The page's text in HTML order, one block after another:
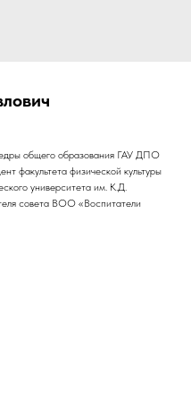
общего образования ГАУ ДПО
факультета физической культуры
университета им. К.Д.
совета ВОО «Воспитатели